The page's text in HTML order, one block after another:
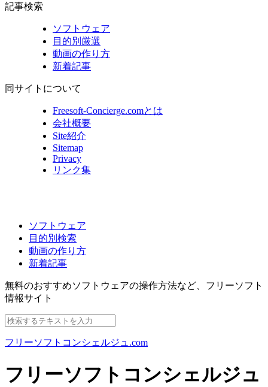
記事検索
ソフトウェア
目的別厳選
動画の作り方
新着記事
同サイトについて
Freesoft-Concierge.comとは
会社概要
Site紹介
Sitemap
Privacy
リンク集
ソフトウェア
目的別検索
動画の作り方
新着記事
無料のおすすめソフトウェアの操作方法など、 フリーソフト
情報サイト
フリーソフトコンシェルジュ.com
フリーソフトコンシェルジュ